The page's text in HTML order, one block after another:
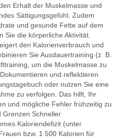
Erhalt der Muskelmasse und
Sättigungsgefühl. Zudem
und gesunde Fette auf dem
Sie die körperliche Aktivität.
den Kalorienverbrauch und
Sie Ausdauertraining (z. B.
um die Muskelmasse zu
und reflektieren
oder nutzen Sie eine
zu verfolgen. Das hilft, Ihr
und mögliche Fehler frühzeitig zu
Grenzen Schneller
Kaloriendefizit (unter
bzw. 1 500 Kalorien für